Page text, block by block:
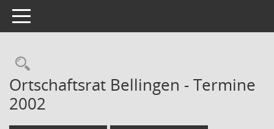
Toggle navigation
Rechercheauswahl
Ortschaftsrat Bellingen - Termine
2002